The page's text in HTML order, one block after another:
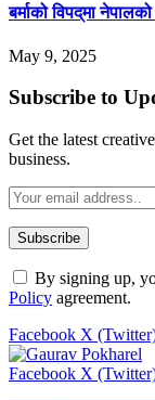
बर्माको विपद्‌मा
May 9, 2025
Subscribe to
Get the latest
business.
By signing up,
Policy agreement.
Facebook X
Facebook X